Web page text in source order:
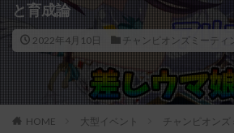
と育成論
2022年4月10日 チャンピオンズミーティ
HOME 大型イベント チャンピオン